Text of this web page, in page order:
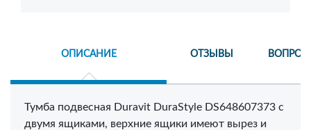
ОПИСАНИЕ ОТЗЫВЫ
Тумба подвесная Duravit DuraStyle DS648607373 с
двумя ящиками, верхние ящики имеют вырез и